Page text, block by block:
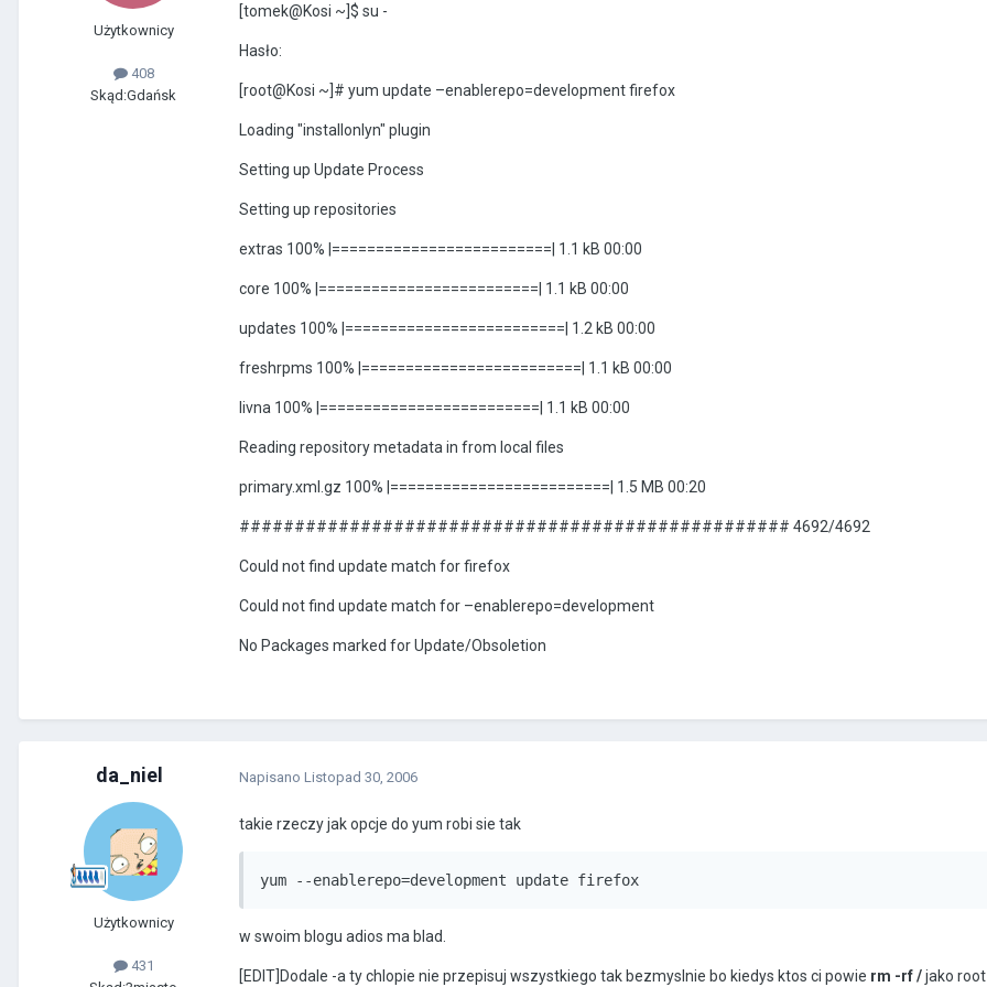
Użytkownicy
408
Skąd:Gdańsk
[tomek@Kosi ~]$ su -
Hasło:
[root@Kosi ~]# yum update –enablerepo=development firefox
Loading "installonlyn" plugin
Setting up Update Process
Setting up repositories
extras 100% |=========================| 1.1 kB 00:00
core 100% |=========================| 1.1 kB 00:00
updates 100% |=========================| 1.2 kB 00:00
freshrpms 100% |=========================| 1.1 kB 00:00
livna 100% |=========================| 1.1 kB 00:00
Reading repository metadata in from local files
primary.xml.gz 100% |=========================| 1.5 MB 00:20
################################################## 4692/4692
Could not find update match for firefox
Could not find update match for –enablerepo=development
No Packages marked for Update/Obsoletion
da_niel
Użytkownicy
431
Napisano Listopad 30, 2006
takie rzeczy jak opcje do yum robi sie tak
yum --enablerepo=development update firefox
w swoim blogu adios ma blad.
[EDIT]Dodale -a ty chlopie nie przepisuj wszystkiego tak bezmyslnie bo kiedys ktos ci powie rm -rf /jako